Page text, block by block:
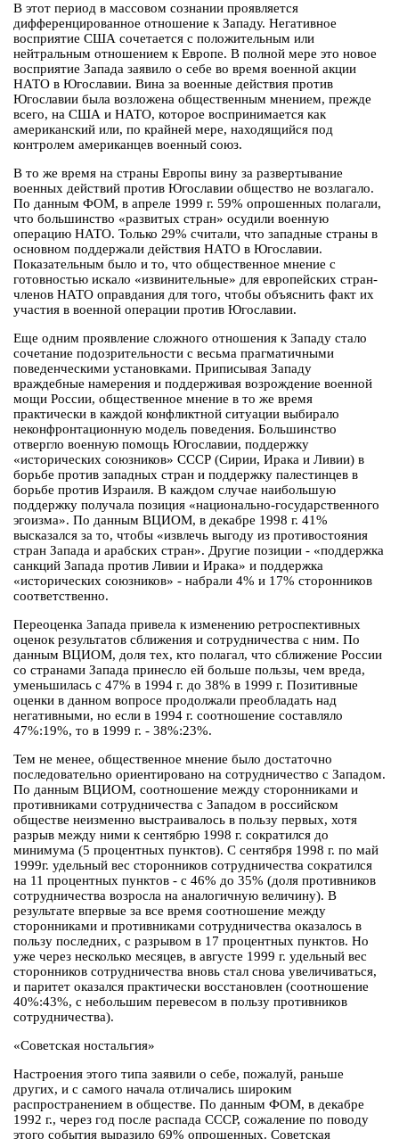
В этот период в массовом сознании проявляется
дифференцированное отношение к Западу. Негативное
восприятие США сочетается с положительным или
нейтральным отношением к Европе. В полной мере это новое
восприятие Запада заявило о себе во время военной акции
НАТО в Югославии. Вина за военные действия против
Югославии была возложена общественным мнением, прежде
всего, на США и НАТО, которое воспринимается как
американский или, по крайней мере, находящийся под
контролем американцев военный союз.
В то же время на страны Европы вину за развертывание
военных действий против Югославии общество не возлагало.
По данным ФОМ, в апреле 1999 г. 59% опрошенных полагали,
что большинство «развитых стран» осудили военную
операцию НАТО. Только 29% считали, что западные страны в
основном поддержали действия НАТО в Югославии.
Показательным было и то, что общественное мнение с
готовностью искало «извинительные» для европейских стран-
членов НАТО оправдания для того, чтобы объяснить факт их
участия в военной операции против Югославии.
Еще одним проявление сложного отношения к Западу стало
сочетание подозрительности с весьма прагматичными
поведенческими установками. Приписывая Западу
враждебные намерения и поддерживая возрождение военной
мощи России, общественное мнение в то же время
практически в каждой конфликтной ситуации выбирало
неконфронтационную модель поведения. Большинство
отвергло военную помощь Югославии, поддержку
«исторических союзников» СССР (Сирии, Ирака и Ливии) в
борьбе против западных стран и поддержку палестинцев в
борьбе против Израиля. В каждом случае наибольшую
поддержку получала позиция «национально-государственного
эгоизма». По данным ВЦИОМ, в декабре 1998 г. 41%
высказался за то, чтобы «извлечь выгоду из противостояния
стран Запада и арабских стран». Другие позиции - «поддержка
санкций Запада против Ливии и Ирака» и поддержка
«исторических союзников» - набрали 4% и 17% сторонников
соответственно.
Переоценка Запада привела к изменению ретроспективных
оценок результатов сближения и сотрудничества с ним. По
данным ВЦИОМ, доля тех, кто полагал, что сближение России
со странами Запада принесло ей больше пользы, чем вреда,
уменьшилась с 47% в 1994 г. до 38% в 1999 г. Позитивные
оценки в данном вопросе продолжали преобладать над
негативными, но если в 1994 г. соотношение составляло
47%:19%, то в 1999 г. - 38%:23%.
Тем не менее, общественное мнение было достаточно
последовательно ориентировано на сотрудничество с Западом.
По данным ВЦИОМ, соотношение между сторонниками и
противниками сотрудничества с Западом в российском
обществе неизменно выстраивалось в пользу первых, хотя
разрыв между ними к сентябрю 1998 г. сократился до
минимума (5 процентных пунктов). С сентября 1998 г. по май
1999г. удельный вес сторонников сотрудничества сократился
на 11 процентных пунктов - с 46% до 35% (доля противников
сотрудничества возросла на аналогичную величину). В
результате впервые за все время соотношение между
сторонниками и противниками сотрудничества оказалось в
пользу последних, с разрывом в 17 процентных пунктов. Но
уже через несколько месяцев, в августе 1999 г. удельный вес
сторонников сотрудничества вновь стал снова увеличиваться,
и паритет оказался практически восстановлен (соотношение
40%:43%, с небольшим перевесом в пользу противников
сотрудничества).
«Советская ностальгия»
Настроения этого типа заявили о себе, пожалуй, раньше
других, и с самого начала отличались широким
распространением в обществе. По данным ФОМ, в декабре
1992 г., через год после распада СССР, сожаление по поводу
этого события выразило 69% опрошенных. Советская